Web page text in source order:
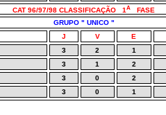
CAT 96/97/98 CLASSIFICAÇÃO
1A FASE
GRUPO " UNICO "
J V E
3 2 1
3 1 2
3 0 2
3 0 1